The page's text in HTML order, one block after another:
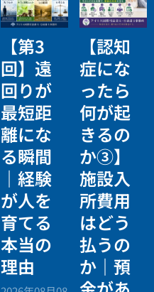
【第3
回】遠
回りが
最短距
離にな
る瞬間
｜経験
が人を
育てる
本当の
理由
【認知
症にな
ったら
何が起
きるの
か③】
施設入
所費用
はどう
払うの
か｜預